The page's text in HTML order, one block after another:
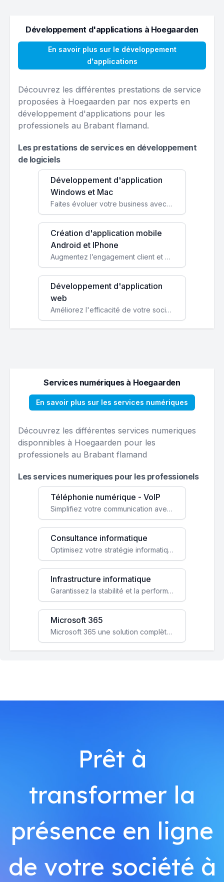
Développement d'applications à Hoegaarden
En savoir plus sur le développement
d'applications
Découvrez les différentes prestations de service
proposées à Hoegaarden par nos experts en
développement d'applications pour les
professionels au Brabant flamand.
Les prestations de services en développement
de logiciels
Développement d'application
Windows et Mac
Faites évoluer votre business avec des solutions logicielles personnalisées, parfaitement adaptées à vos besoins spécifiques.
Création d'application mobile
Android et IPhone
Augmentez l’engagement client et simplifiez vos processus avec une application mobile sur mesure, disponible sur iOS et Android.
Développement d'application
web
Améliorez l'efficacité de votre société avec une application web personnalisée accessible partout et tout le temps.
Services numériques à Hoegaarden
En savoir plus sur les services numériques
Découvrez les différentes services numeriques
disponnibles à Hoegaarden pour les
professionels au Brabant flamand
Les services numeriques pour les professionels
Téléphonie numérique - VoIP
Simplifiez votre communication avec une solution VoIP flexible, économique et adaptée à vos besoins professionnels.
Consultance informatique
Optimisez votre stratégie informatique avec l'expertise de nos consultants pour améliorer votre efficacité et sécurité.
Infrastructure informatique
Garantissez la stabilité et la performance de votre entreprise avec une infrastructure IT sécurisée et évolutive.
Microsoft 365
Microsoft 365 une solution complète qui booste votre productivité, renforce la sécurité de vos données et facilite la collaboration.
Prêt à
transformer la
présence en ligne
de votre société à